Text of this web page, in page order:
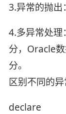
3.异常的抛出
4.多异常处理
分，Oracle
分。
区别不同的异
declare